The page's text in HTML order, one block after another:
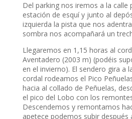
Del parking nos iremos a la calle
estación de esquí y junto al
izquierda la pista que nos
sombra nos acompañará un
Llegaremos en 1,15 horas al
Aventadero (2003 m) (podéis
en el invierno). El sendero gira a
cordal rodeamos el Pico
hacia al collado de Peñuelas,
el pico del Lobo con los
Descendemos y remontamos
apetece podemos subir después